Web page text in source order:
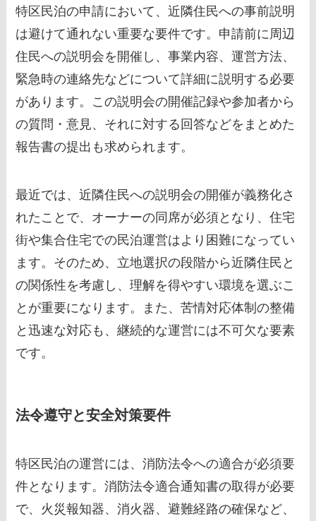
特区民泊の申請において、近隣住民への事前説明
は避けて通れない重要な要件です。申請前に周辺
住民への説明会を開催し、事業内容、運営方法、
緊急時の連絡先などについて詳細に説明する必要
があります。この説明会の開催記録や参加者から
の質問・意見、それに対する回答などをまとめた
報告書の提出も求められます。
最近では、近隣住民への説明会の開催が義務化さ
れたことで、オーナーの同席が必須となり、住宅
街や集合住宅での民泊運営はより困難になってい
ます。そのため、立地選択の段階から近隣住民と
の関係性を考慮し、理解を得やすい環境を選ぶこ
とが重要になります。また、苦情対応体制の整備
と迅速な対応も、継続的な運営には不可欠な要素
です。
法令遵守と安全対策要件
特区民泊の運営には、消防法令への適合が必須要
件となります。消防法令適合通知書の取得が必要
で、火災報知器、消火器、避難経路の確保など、